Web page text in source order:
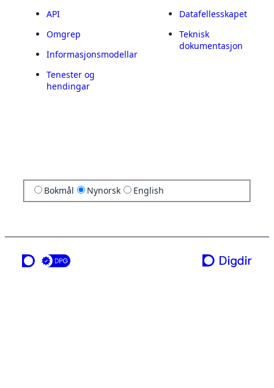
API
Omgrep
Informasjonsmodellar
Tenester og
hendingar
Datafellesskapet
Teknisk
dokumentasjon
Bokmål Nynorsk English